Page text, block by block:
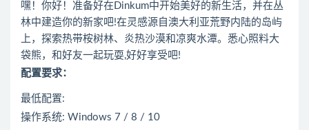
嘿！你好！准备好在Dinkum中开始美好的新生活，并在丛
林中建造你的新家吧!在灵感源自澳大利亚荒野内陆的岛屿
上，探索热带桉树林、炎热沙漠和凉爽水潭。悉心照料大
袋熊，和好友一起玩耍,好好享受吧!
配置要求：
最低配置:
操作系统: Windows 7 / 8 / 10